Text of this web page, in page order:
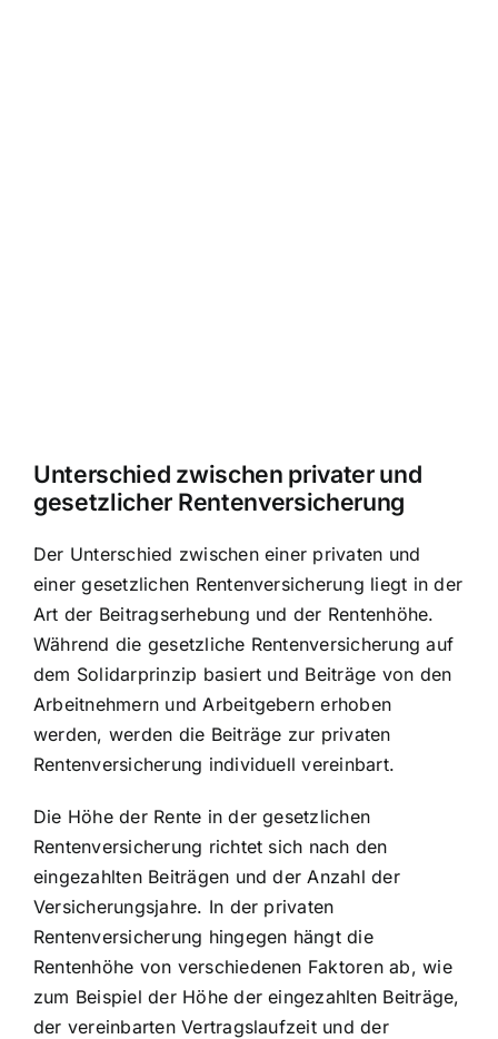
Unterschied zwischen privater und
gesetzlicher Rentenversicherung
Der Unterschied zwischen einer privaten und
einer gesetzlichen Rentenversicherung liegt in der
Art der Beitragserhebung und der Rentenhöhe.
Während die gesetzliche Rentenversicherung auf
dem Solidarprinzip basiert und Beiträge von den
Arbeitnehmern und Arbeitgebern erhoben
werden, werden die Beiträge zur privaten
Rentenversicherung individuell vereinbart.
Die Höhe der Rente in der gesetzlichen
Rentenversicherung richtet sich nach den
eingezahlten Beiträgen und der Anzahl der
Versicherungsjahre. In der privaten
Rentenversicherung hingegen hängt die
Rentenhöhe von verschiedenen Faktoren ab, wie
zum Beispiel der Höhe der eingezahlten Beiträge,
der vereinbarten Vertragslaufzeit und der